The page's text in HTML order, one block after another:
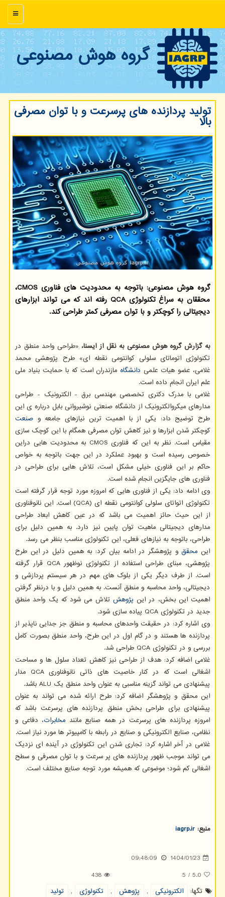
منو
گروه هوش مصنوعی
تولید پردازنده های پرسرعت و با توان مصرفی
بالا
گروه هوش مصنوعی: باتوجه به محدودیت های فناوری CMOS،
محققان به سراغ تکنولوژی QCA رفته اند که می تواند ابزارهای
دیجیتالی را کوچکتر و با توان مصرفی کمتر طراحی کند.
به گزارش گروه هوش مصنوعی به نقل از ایسنا، «طراحی واحد منطق در
تکنولوژی اتوماتای سلولی کوانتومی نقطه ای» طرح پژوهشی محمد
غلامی، عضو هیات علمی دانشگاه مازندران است که با حمایت بنیاد ملی
علم ایران انجام داده است.
غلامی با مدرک دکتری تخصصی مهندسی برق - الکترونیک - طراحی
مدارهای میکروالکترونیک از دانشگاه صنعتی نوشیروانی بابل درباره ی این
طرح توضیح داد: یکی از با اهمیت ترین نیازهای جامعه و صنعت
کوچکتر شدن ابزارها و نیز کاهش توان مصرفی همگام با این کوچک سازی
مقیاس است. نظر به این که فناوری CMOS به محدودیت هایی دراین
خصوص رسیده است و بهبود عملکرد در این جهت باتوجه به خواص
حاکم بر این فناوری خیلی مشکل است، تلاش هایی برای طراحی در
فناوری های جایگزین انجام شده است.
وی ادامه داد: یکی از فناوری هایی که امروزه مورد توجه قرار گرفته است
تکنولوژی اتواتای سلولی کوانتومی نقطه ای (QCA) است. این نانوفناوری
از این حیث حائز اهمیت می باشد که در عین کاهش ابعاد طراحی
مدارهای دیجیتالی ماهیت توان پایین نیز دارد. به همین دلیل برای
طراحی، باتوجه به نیازهای فعلی، این تکنولوژی مناسب بنظر می رسد.
این محققو پژوهشگر در ادامه بیان کرد: به همین دلیل در این طرح
پژوهشی، مبنای طراحی استفاده از تکنولوژی نوظهور QCA قرار گرفته
است. از طرف دیگر یکی از بلوک های مهم در هر سیستم پردازشی و
دیجیتالی، واحد محاسبه و منطق آنست. به همین دلیل و با درنظر گرفتن
اهمیت این بخش، در این پژوهش تلاش می شود که یک واحد منطق
جدید در تکنولوژی QCA پیاده سازی شود.
وی اشاره کرد: در حقیقت واحدهای محاسبه و منطق جز جدایی ناپذیر از
پردازنده ها هستند و در گام اول در این طرح، واحد منطق بصورت کامل
بررسی و در تکنولوژی QCA طراحی شد.
غلامی اضافه کرد: هدف از طراحی نیز کاهش تعداد سلول ها و مساحت
اشغالی است که در کنار خاصیت های ذاتی نانوفناوری QCA مدار
پیشنهادی می تواند گزینه مناسبی به عنوان واحد منطق یک ALU باشد.
این محقق و پژوهشگر اضافه کرد: طرح ارائه شده می تواند به عنوان
پیشنهادی برای طراحی بخش منطق پردازنده های پرسرعت باشد که
امروزه پردازنده های پرسرعت در همه صنایع مانند مخابرات، دفاعی و
نظامی، صنایع الکترونیکی و صنایع در رابطه با کامپیوتر ها مورد نیاز است.
غلامی در آخر اشاره کرد: تجاری شدن این تکنولوژی در آینده ای نزدیک
می تواند موجب ظهور پردازنده های پر سرعت و با توان مصرفی و سطح
اشغالی کم شود؛ موضوعی که همیشه مورد توجه صنایع مختلف است.
منبع: iagrp.ir
1404/01/23
09:48:09
5.0
/
5
438
تگها:
الكترونیكی , پژوهش , تكنولوژی ,
تولید